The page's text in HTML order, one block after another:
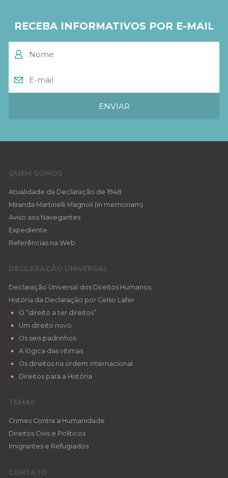
RECEBA INFORMATIVOS POR E-MAIL
QUEM SOMOS
Atualidade da Declaração de 1948
Miranda Martinelli Magnoli (in memoriam)
Aviso aos Navegantes
Expediente
Referências na Web
DECLARAÇÃO UNIVERSAL
Declaração Universal dos Direitos Humanos
História da Declaração por Celso Lafer
O “direito a ter direitos”
Um direito novo
Os seis padrinhos
A lógica das vítimas
Os direitos na ordem internacional
Direitos para a História
TEMAS
Crimes Contra a Humanidade
Direitos Civis e Políticos
Imigrantes e Refugiados
CONTATO